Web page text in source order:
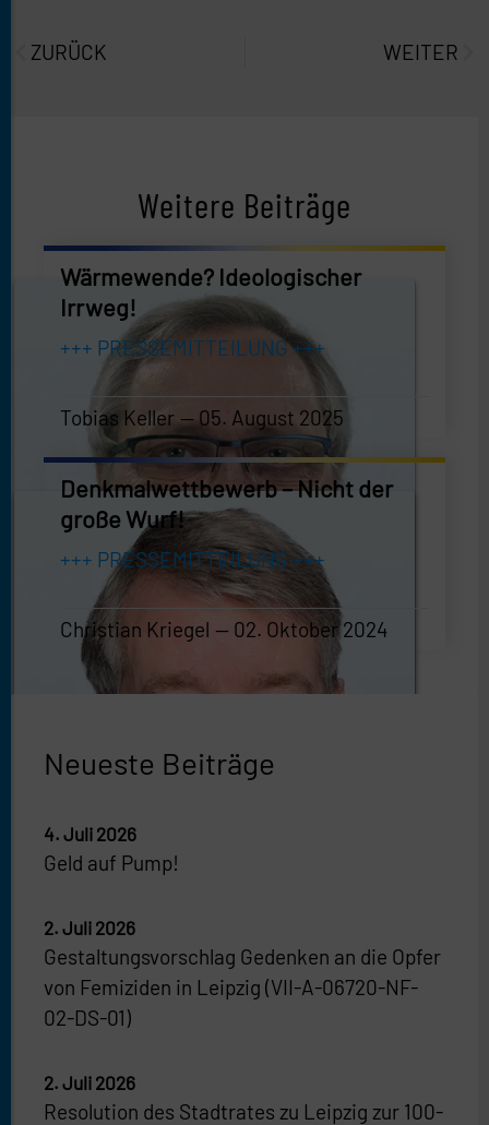
ZURÜCK WEITER
Weitere Beiträge
Wärmewende? Ideologischer
Irrweg!
+++ PRESSEMITTEILUNG +++
Tobias Keller 05. August 2025
Tobias Keller — 05. August 2025
Denkmalwettbewerb – Nicht der
große Wurf!
+++ PRESSEMITTEILUNG +++
Christian Kriegel 02. Oktober 2024
Christian Kriegel — 02. Oktober 2024
Neueste Beiträge
Geld auf Pump!
4. Juli 2026
Gestaltungsvorschlag Gedenken an die Opfer
von Femiziden in Leipzig (VII-A-06720-NF-
02-DS-01)
2. Juli 2026
Resolution des Stadtrates zu Leipzig zur 100-
2. Juli 2026